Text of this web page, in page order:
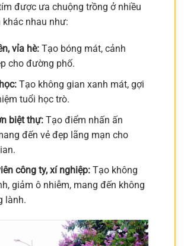
được ưa chuộng trồng ở nhiều
khác nhau như:
vỉa hè:Tạo bóng mát, cảnh
cho đường phố.
Tạo không gian xanh mát, gợi
tuổi học trò.
biệt thự:Tạo điểm nhấn ấn
đến vẻ đẹp lãng mạn cho
công ty, xí nghiệp:Tạo không
giảm ô nhiễm, mang đến không
lành.